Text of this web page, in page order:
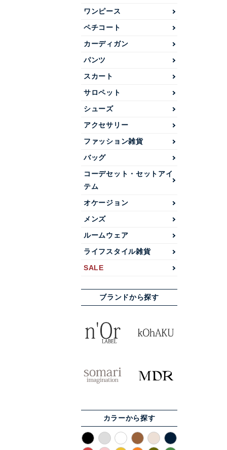
ワンピース
ペチコート
カーディガン
パンツ
スカート
サロペット
シューズ
アクセサリー
ファッション雑貨
バッグ
コーデセット・セットアイ
テム
オケージョン
メンズ
ルームウェア
ライフスタイル雑貨
SALE
ブランドから探す
カラーから探す